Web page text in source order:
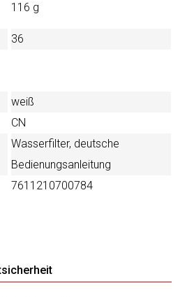
116 g
36
weiß
CN
Wasserfilter, deutsche
Bedienungsanleitung
7611210700784